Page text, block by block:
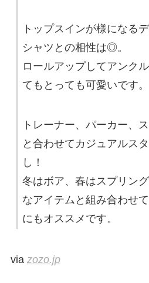
トップスインが様になる
シャツとの相性は◎。
ロールアップしてアンク
てもとっても可愛いです。
トレーナー、パーカー、
と合わせてカジュアルス
し！
冬はボア、春はスプリン
なアイテムと組み合わせ
にもオススメです。
via zozo.jp